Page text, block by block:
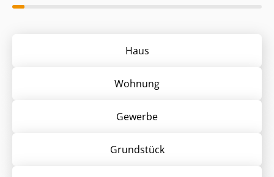
Haus
Wohnung
Gewerbe
Grund­stück